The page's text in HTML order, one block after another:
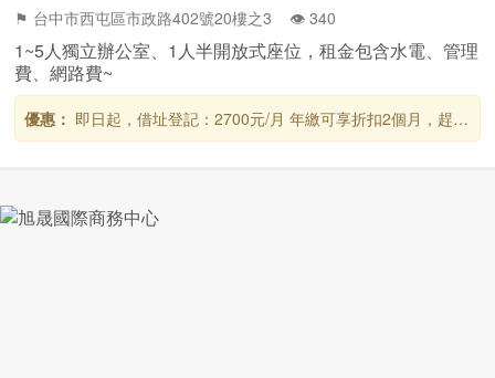
⚑ 台中市西屯區市政路402號20樓之3 👁️‍ 340
1~5人獨立辦公室、1人半開放式座位，租金包含水電、管理
費、網路費~
優惠： 即日起，借址登記：2700元/月 年繳可享折扣2個月，趕緊
詢問起來~